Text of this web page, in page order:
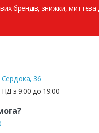
брендів, знижки, миттєва
Сердюка, 36
з 9:00 до 19:00